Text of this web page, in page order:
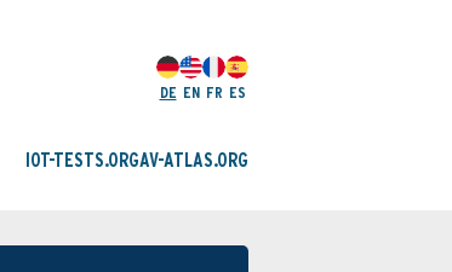
DE EN FR ES
IOT-TESTS.ORGAV-ATLAS.ORG